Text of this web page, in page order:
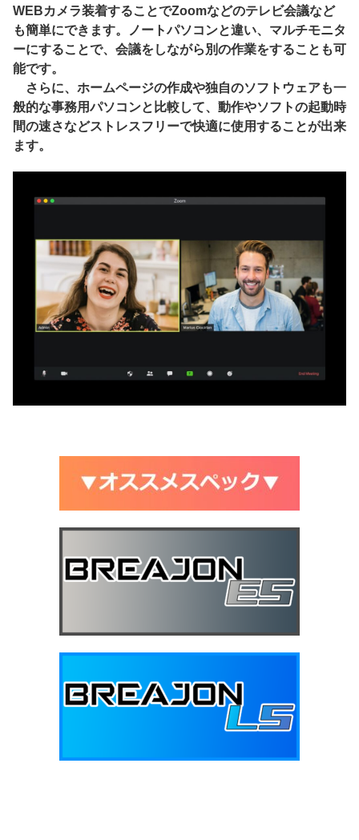
WEBカメラ装着することでZoomなどのテレビ会議など
も簡単にできます。ノートパソコンと違い、マルチモニタ
ーにすることで、会議をしながら別の作業をすることも可
能です。
さらに、ホームページの作成や独自のソフトウェアも一
般的な事務用パソコンと比較して、動作やソフトの起動時
間の速さなどストレスフリーで快適に使用することが出来
ます。